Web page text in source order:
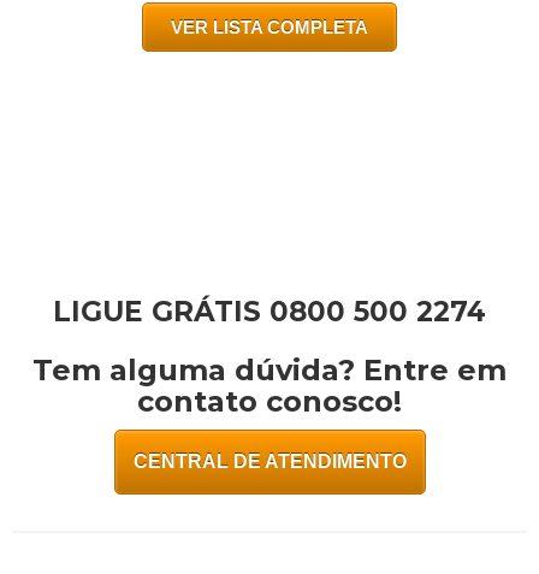
CENTRAL DE ATENDIMENTO
Telegram:(35) 98871-0374